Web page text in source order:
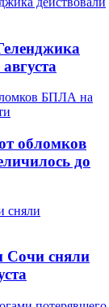
обломков
до
Сочи сняли